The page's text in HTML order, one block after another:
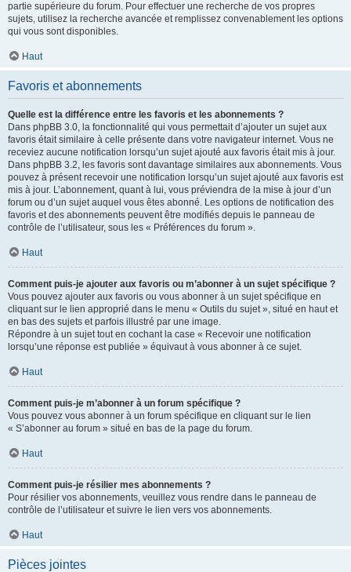
partie supérieure du forum. Pour effectuer une recherche de vos propres
sujets, utilisez la recherche avancée et remplissez convenablement les options
qui vous sont disponibles.
Haut
Favoris et abonnements
Quelle est la différence entre les favoris et les abonnements ?
Dans phpBB 3.0, la fonctionnalité qui vous permettait d’ajouter un sujet aux
favoris était similaire à celle présente dans votre navigateur internet. Vous ne
receviez aucune notification lorsqu’un sujet ajouté aux favoris était mis à jour.
Dans phpBB 3.2, les favoris sont davantage similaires aux abonnements. Vous
pouvez à présent recevoir une notification lorsqu’un sujet ajouté aux favoris est
mis à jour. L’abonnement, quant à lui, vous préviendra de la mise à jour d’un
forum ou d’un sujet auquel vous êtes abonné. Les options de notification des
favoris et des abonnements peuvent être modifiés depuis le panneau de
contrôle de l’utilisateur, sous les « Préférences du forum ».
Haut
Comment puis-je ajouter aux favoris ou m’abonner à un sujet spécifique ?
Vous pouvez ajouter aux favoris ou vous abonner à un sujet spécifique en
cliquant sur le lien approprié dans le menu « Outils du sujet », situé en haut et
en bas des sujets et parfois illustré par une image.
Répondre à un sujet tout en cochant la case « Recevoir une notification
lorsqu’une réponse est publiée » équivaut à vous abonner à ce sujet.
Haut
Comment puis-je m’abonner à un forum spécifique ?
Vous pouvez vous abonner à un forum spécifique en cliquant sur le lien
« S’abonner au forum » situé en bas de la page du forum.
Haut
Comment puis-je résilier mes abonnements ?
Pour résilier vos abonnements, veuillez vous rendre dans le panneau de
contrôle de l’utilisateur et suivre le lien vers vos abonnements.
Haut
Pièces jointes